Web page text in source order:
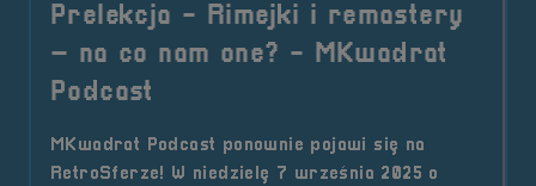
Prelekcja - Rimejki i remastery
– na co nam one? - MKwadrat
Podcast
MKwadrat Podcast ponownie pojawi się na
RetroSferze! W niedzielę 7 września 2025 o